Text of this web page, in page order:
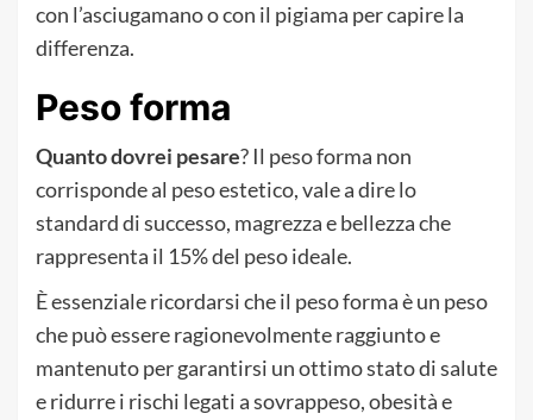
con l’asciugamano o con il pigiama per capire la
differenza.
Peso forma
Quanto dovrei pesare? Il peso forma non
corrisponde al peso estetico, vale a dire lo
standard di successo, magrezza e bellezza che
rappresenta il 15% del peso ideale.
È essenziale ricordarsi che il peso forma è un peso
che può essere ragionevolmente raggiunto e
mantenuto per garantirsi un ottimo stato di salute
e ridurre i rischi legati a sovrappeso, obesità e